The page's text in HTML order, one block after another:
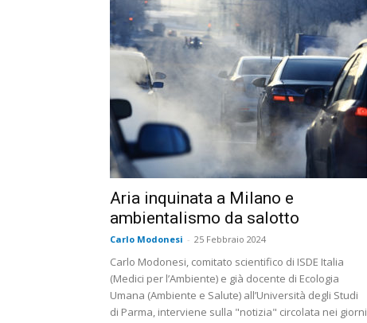
Aria inquinata a Milano e
ambientalismo da salotto
Carlo Modonesi - 25 Febbraio 2024
Carlo Modonesi, comitato scientifico di ISDE Italia
(Medici per l’Ambiente) e già docente di Ecologia
Umana (Ambiente e Salute) all’Università degli Studi
di Parma, interviene sulla "notizia" circolata nei giorni